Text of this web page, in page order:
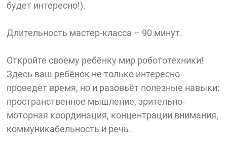
будет интересно!).
Длительность мастер-класса – 90 минут.
Откройте своему ребёнку мир робототехники!
Здесь ваш ребёнок не только интересно
проведёт время, но и разовьёт полезные навыки:
пространственное мышление, зрительно-
моторная координация, концентрации внимания,
коммуникабельность и речь.